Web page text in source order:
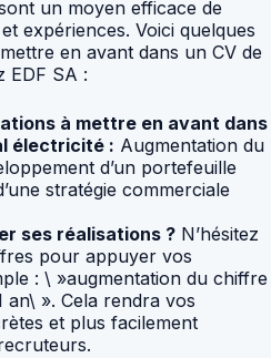
un moyen efficace de
expériences. Voici quelques
en avant dans un CV de
EDF SA :
à mettre en avant dans
électricité : Augmentation du
d’un portefeuille
stratégie commerciale
ses réalisations ? N’hésitez
pour appuyer vos
: \ »augmentation du chiffre
an\ ». Cela rendra vos
et plus facilement